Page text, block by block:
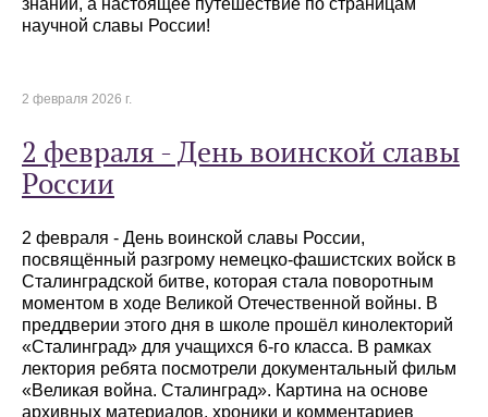
научной славы России!
2 февраля 2026 г.
2 февраля - День воинской славы
России
2 февраля - День воинской славы России,
посвящённый разгрому немецко-фашистских войск в
Сталинградской битве, которая стала поворотным
моментом в ходе Великой Отечественной войны. В
преддверии этого дня в школе прошёл кинолекторий
«Сталинград» для учащихся 6-го класса. В рамках
лектория ребята посмотрели документальный фильм
«Великая война. Сталинград». Картина на основе
архивных материалов, хроники и комментариев